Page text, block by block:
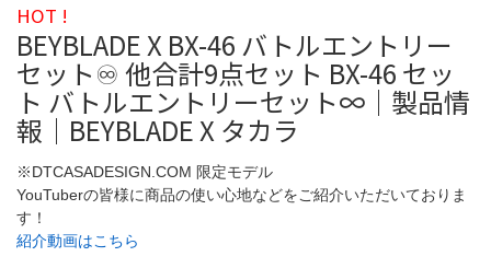
HOT !
BEYBLADE X BX-46 バトルエントリー
セット♾️ 他合計9点セット BX-46 セッ
ト バトルエントリーセット∞｜製品情
報｜BEYBLADE X タカラ
※DTCASADESIGN.COM 限定モデル
YouTuberの皆様に商品の使い心地などをご紹介いただいておりま
す！
紹介動画はこちら